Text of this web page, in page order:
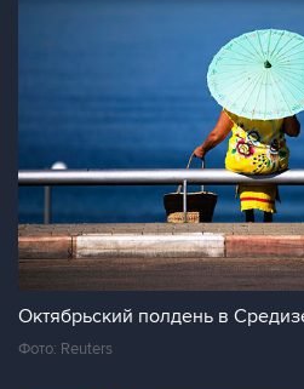
Октябрьский полдень в
Фото: Reuters